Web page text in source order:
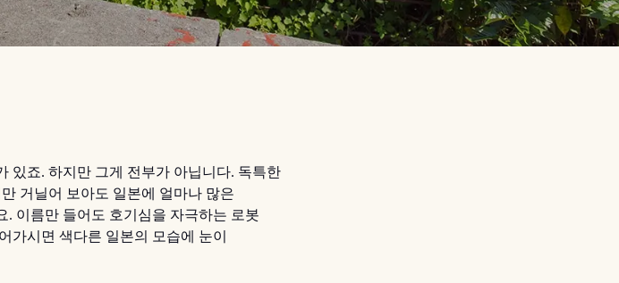
있죠. 하지만 그게 전부가 아닙니다. 독특한
거닐어 보아도 일본에 얼마나 많은
이름만 들어도 호기심을 자극하는 로봇
가시면 색다른 일본의 모습에 눈이